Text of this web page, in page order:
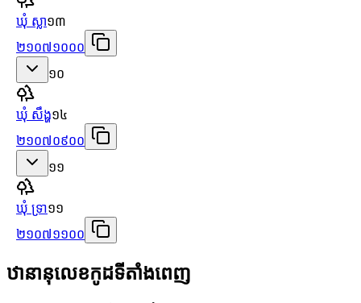
ឃុំ ស្លា១៣
២១០៧១០០០
១០
ឃុំ សឹង្ហ១៤
២១០៧០៩០០
១១
ឃុំ ទ្រា១១
២១០៧១១០០
ឋានានុលេខកូដទីតាំងពេញ